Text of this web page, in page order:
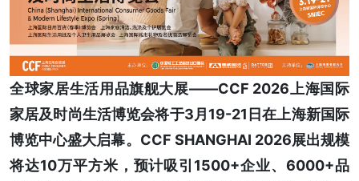
全球家居生活用品旗舰大展——CCF 2026上海国际
家居及时尚生活博览会将于3月19-21日在上海新国际
博览中心盛大启幕。CCF SHANGHAI 2026展出规模
将达10万平方米，预计吸引1500+企业、6000+品